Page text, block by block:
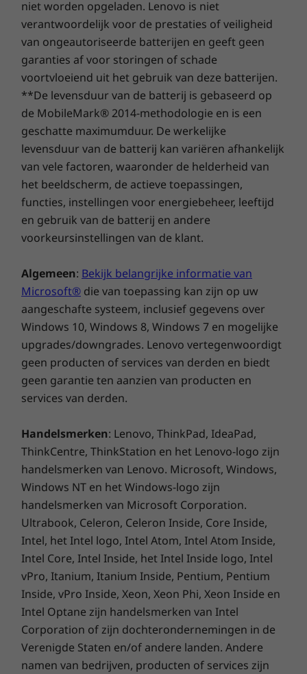
Transformeer vergaderingen met de
ThinkSmart Tiny Kit: daar waar inclusiviteit en
innovatie samenkomen. Onze gecertificeerde
en grondig geteste apparaten schalen je
vergaderruimtes moeiteloos op. Upgrade
kleine vergaderruimtes die te weinig benut zijn
met moderne videoconferentie-technologie.
Prestaties en beveiliging aan alle zijden
Prestaties en
zijden
Profiteer van ongeëvenaarde privacy en
beveiliging vanaf het begin met de ThinkSmart
Tiny Kit. Ervaar consistente, robuuste
prestaties om te voldoen aan je vereisten met
het voorafgeladen Windows 11 die het Office
365-ecosysteem samenvoegt. Bovendien
maximaliseren de geavanceerde beheer- en
rapportagetools de mogelijkheden van al je
vergaderruimtes, direct uit de doos.
Vooraf geladen software
Microsoft Teams Rooms
ThinkSmart Manager
Garantie
Basisgarantie voor 1 jaar
Lenovo Premier Support voor 1 jaar
ThinkSmart Collaboration Professional Services voor 1
jaar - Implementatie
ThinkSmart Collaboration Professional Services voor 1
jaar – Handhaving
Volledige technische specificaties
Referentie productspecificaties:modellen,
Engels)
Specificaties kunnen per regio en/of model afwijken.
niet worden opgeladen. Lenovo is niet
verantwoordelijk voor de prestaties of veiligheid
van ongeautoriseerde batterijen en geeft geen
garanties af voor storingen of schade
voortvloeiend uit het gebruik van deze batterijen.
**De levensduur van de batterij is gebaseerd op
de MobileMark® 2014-methodologie en is een
geschatte maximumduur. De werkelijke
levensduur van de batterij kan variëren afhankelijk
van vele factoren, waaronder de helderheid van
het beeldscherm, de actieve toepassingen,
functies, instellingen voor energiebeheer, leeftijd
en gebruik van de batterij en andere
voorkeursinstellingen van de klant.
Algemeen: Bekijk belangrijke informatie van
Microsoft® die van toepassing kan zijn op uw
aangeschafte systeem, inclusief gegevens over
Windows 10, Windows 8, Windows 7 en mogelijke
upgrades/downgrades. Lenovo vertegenwoordigt
geen producten of services van derden en biedt
geen garantie ten aanzien van producten en
services van derden.
Handelsmerken: Lenovo, ThinkPad, IdeaPad,
ThinkCentre, ThinkStation en het Lenovo-logo zijn
handelsmerken van Lenovo. Microsoft, Windows,
Windows NT en het Windows-logo zijn
handelsmerken van Microsoft Corporation.
Ultrabook, Celeron, Celeron Inside, Core Inside,
Intel, het Intel logo, Intel Atom, Intel Atom Inside,
Intel Core, Intel Inside, het Intel Inside logo, Intel
vPro, Itanium, Itanium Inside, Pentium, Pentium
Inside, vPro Inside, Xeon, Xeon Phi, Xeon Inside en
Intel Optane zijn handelsmerken van Intel
Corporation of zijn dochterondernemingen in de
Verenigde Staten en/of andere landen. Andere
namen van bedrijven, producten of services zijn